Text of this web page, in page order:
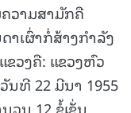
ວາມສາມັກຄື
າເຜົ່າກໍ່ສ້າງກຳລັງ
ຂວງຄື: ແຂວງຫົວ
ນທີ 22 ມີນາ 1955
ວນ 12 ຂໍ້ເຊັ່ນ